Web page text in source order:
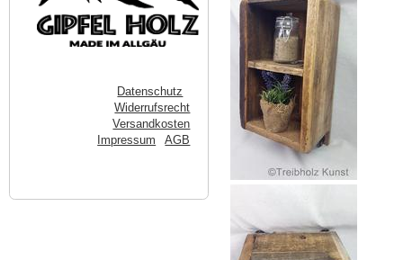
Datenschutz
Widerrufsrecht
Versandkosten
Impressum
AGB